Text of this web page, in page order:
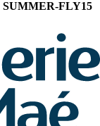
SUMMER-FLY15